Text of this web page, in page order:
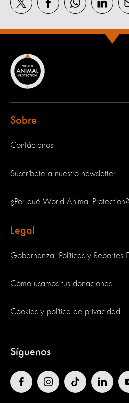
Sobre
Contáctanos
Suscríbete a nuestro newsletter
¿Por qué World Animal Protection?
Legal
Gobernanza, Políticas y Reportes
Cómo usamos tus donaciones
Cookies y política de privacidad
Síguenos